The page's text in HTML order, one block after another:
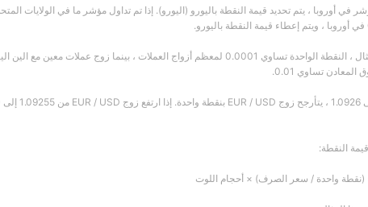
في أوروبا ، يتم تحديد قيمة النقطة باليورو (اليورو). إذا تم تداول مؤشر ما في الولايات
تساوي 0.01.
النقطة:
(نقطة واحدة / سعر الصرف) × أحجام اللوت